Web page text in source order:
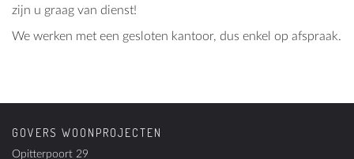
zijn u graag van dienst!
We werken met een gesloten kantoor, dus enkel op afspraak.
GOVERS WOONPROJECTEN
Opitterpoort 29